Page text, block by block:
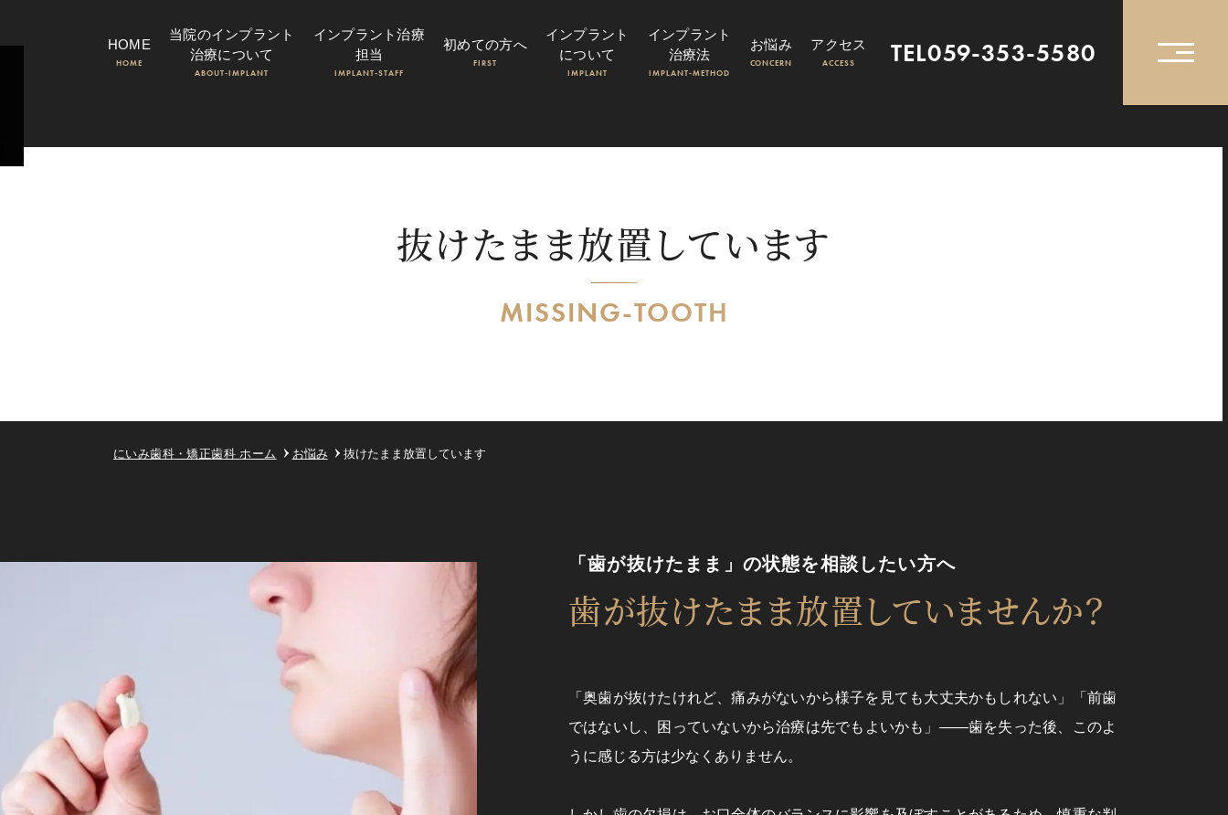
HOME
HOME
当院のインプラント
治療について
ABOUT-IMPLANT
インプラント治療
担当
IMPLANT-STAFF
初めての方へ
FIRST
インプラント
について
IMPLANT
インプラント
治療法
IMPLANT-METHOD
お悩み
CONCERN
アクセス
ACCESS TEL059-353-5580
抜けたまま放置しています
MISSING-TOOTH
にいみ歯科・矯正歯科ホーム お悩み 抜けたまま放置しています
歯が抜けたまま放置していませんか？
「歯が抜けたまま」の状態を相談したい方へ
「奥歯が抜けたけれど、痛みがないから様子を見ても大丈夫かもしれない」「前歯
ではないし、困っていないから治療は先でもよいかも」――歯を失った後、このよ
うに感じる方は少なくありません。